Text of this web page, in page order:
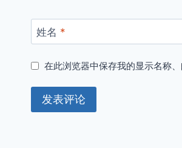
姓名 *
在此浏览器中保存我的显示名称